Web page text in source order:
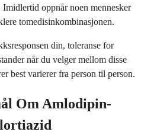
oppnår noen mennesker
tomedisinkombinasjonen.
din, toleranse for
når du velger mellom disse
best varierer fra person til person.
Om Amlodipin-